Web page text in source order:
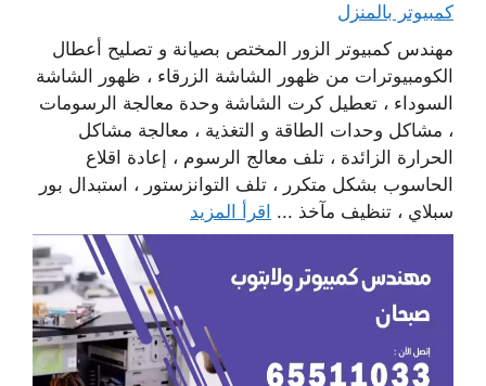
كمبيوتر بالمنزل
مهندس كمبيوتر الزور المختص بصيانة و تصليح أعطال
الكومبيوترات من ظهور الشاشة الزرقاء ، ظهور الشاشة
السوداء ، تعطيل كرت الشاشة وحدة معالجة الرسومات
، مشاكل وحدات الطاقة و التغذية ، معالجة مشاكل
الحرارة الزائدة ، تلف معالج الرسوم ، إعادة اقلاع
الحاسوب بشكل متكرر ، تلف التوانزستور ، استبدال بور
سبلاي ، تنظيف مآخذ ... اقرأ المزيد